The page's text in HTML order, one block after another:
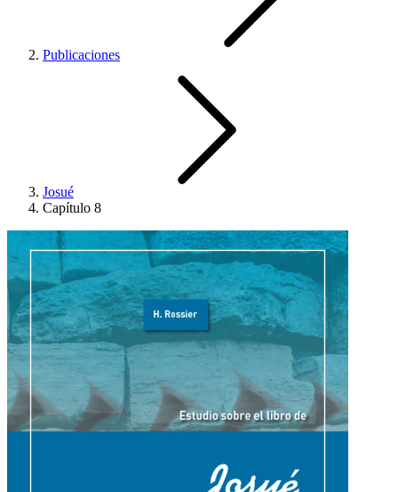
Publicaciones
Josué
Capítulo 8